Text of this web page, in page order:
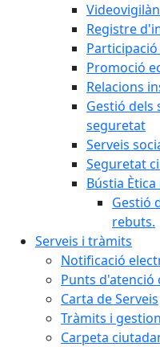
Registre
Promoció
Relacions
Gestió dels
seguretat
Serveis
Seguretat
Bústia
Gestió
rebuts.
Serveis i tràmits
Notificació
Punts d'atenció
Carta de Serveis
Tràmits i
Carpeta